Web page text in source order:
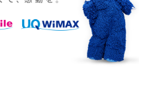
おススメの選び方は？メリット・デメリ